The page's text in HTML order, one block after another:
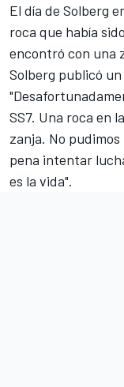
El día de Solberg
roca que había
encontró con una
Solberg publicó
SS7. Una roca en
zanja. No
pena intentar
es la vida".